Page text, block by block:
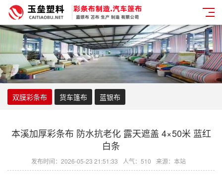
双膜彩条布 货车篷布 蓝银布
本溪加厚彩条布 防水抗老化 露天遮盖 4×50米 蓝红
白条
发布时间：2026-05-23 21:51:33 人气：510 来源：本站